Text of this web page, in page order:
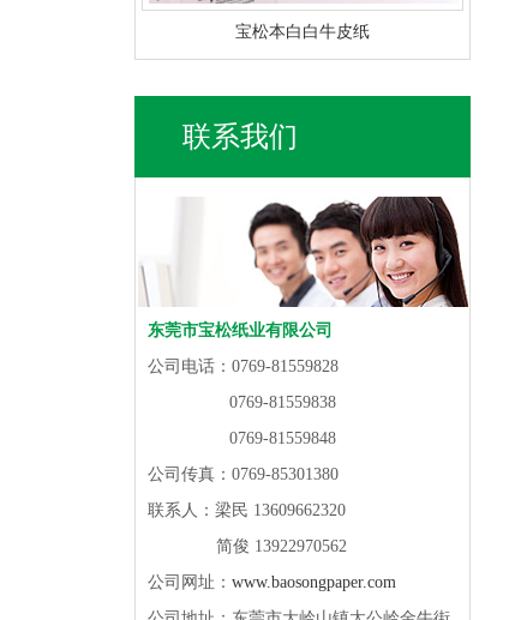
宝松本白白牛皮纸
联系我们
东莞市宝松纸业有限公司
公司电话：0769-81559828
0769-81559838
0769-81559848
公司传真：0769-85301380
联系人：梁民 13609662320
简俊 13922970562
公司网址： www.baosongpaper.com